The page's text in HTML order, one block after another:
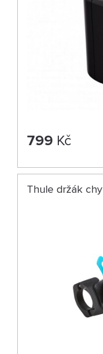
799 Kč
Thule držák